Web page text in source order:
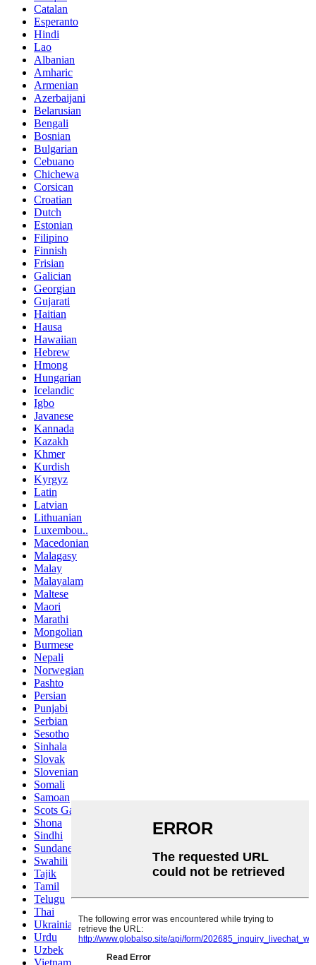
Catalan
Esperanto
Hindi
Lao
Albanian
Amharic
Armenian
Azerbaijani
Belarusian
Bengali
Bosnian
Bulgarian
Cebuano
Chichewa
Corsican
Croatian
Dutch
Estonian
Filipino
Finnish
Frisian
Galician
Georgian
Gujarati
Haitian
Hausa
Hawaiian
Hebrew
Hmong
Hungarian
Icelandic
Igbo
Javanese
Kannada
Kazakh
Khmer
Kurdish
Kyrgyz
Latin
Latvian
Lithuanian
Luxembou..
Macedonian
Malagasy
Malay
Malayalam
Maltese
Maori
Marathi
Mongolian
Burmese
Nepali
Norwegian
Pashto
Persian
Punjabi
Serbian
Sesotho
Sinhala
Slovak
Slovenian
Somali
Samoan
Scots Gaelic
Shona
Sindhi
Sundanese
Swahili
Tajik
Tamil
Telugu
Thai
Ukrainian
Urdu
Uzbek